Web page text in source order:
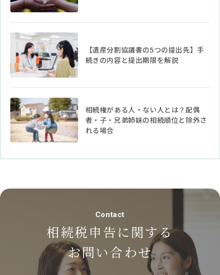
【遺産分割協議書の5つの提出先】手
続きの内容と提出期限を解説
相続権がある人・ない人とは？配偶
者・子・兄弟姉妹の相続順位と除外さ
れる場合
Contact
相続税申告に関する
お問い合わせ